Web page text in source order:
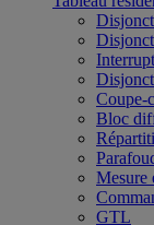
Coupe-
Bloc
Mesure
GTL